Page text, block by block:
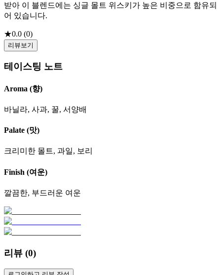
받아 이 블렌드에는 싱글 몰트 위스키가 높은 비중으로 함유되
어 있습니다.
★0.0 (0)
리뷰보기
테이스팅 노트
Aroma (향)
바닐라, 사과, 꿀, 서양배
Palate (맛)
크리미한 몰트, 과일, 보리
Finish (여운)
깔끔한, 부드러운 여운
리뷰 (0)